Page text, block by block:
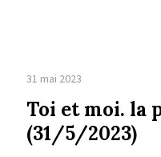
31 mai 2023
Toi et moi. la
(31/5/2023)